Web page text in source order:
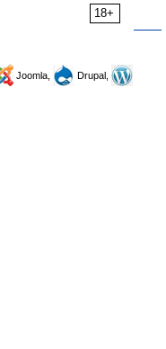
18+
Joomla,
Drupal,